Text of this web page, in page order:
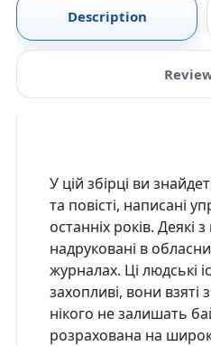
Description
У цій збірці ви
та повісті, написані
останніх років. Деякі
надруковані в
журналах. Ці людські
захопливі, вони
нікого не залишать
розрахована на